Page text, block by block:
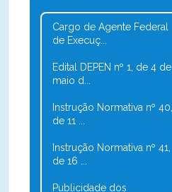
Cargo de Agente Federal
de Execuç...
Edital DEPEN nº 1, de 4 de
maio d...
Instrução Normativa nº 40,
de 11 ...
Instrução Normativa nº 41,
de 16 ...
Publicidade dos